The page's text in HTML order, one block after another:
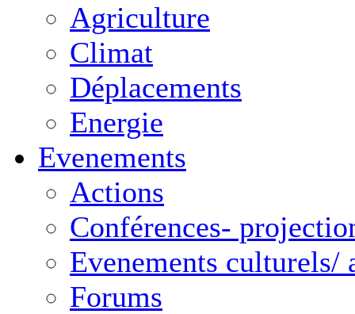
Agriculture
Climat
Déplacements
Energie
Evenements
Actions
Conférences-
Evenements culturels/
Forums